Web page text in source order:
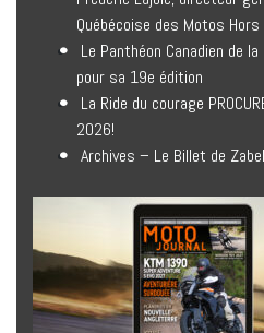
Québécoise des Motos Hors
Le Panthéon Canadien de
pour sa 19e édition
La Ride du courage
2026!
Archives – Le Billet de